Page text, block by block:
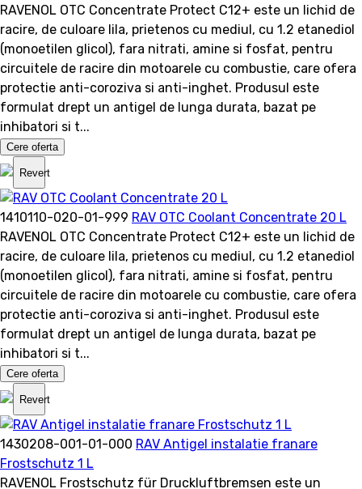
RAVENOL OTC Concentrate Protect C12+ este un lichid de
racire, de culoare lila, prietenos cu mediul, cu 1.2 etanediol
(monoetilen glicol), fara nitrati, amine si fosfat, pentru
circuitele de racire din motoarele cu combustie, care ofera
protectie anti-coroziva si anti-inghet. Produsul este
formulat drept un antigel de lunga durata, bazat pe
inhibatori si t...
Cere oferta
Revert
1410110-020-01-999 RAV OTC Coolant Concentrate 20 L
RAVENOL OTC Concentrate Protect C12+ este un lichid de
racire, de culoare lila, prietenos cu mediul, cu 1.2 etanediol
(monoetilen glicol), fara nitrati, amine si fosfat, pentru
circuitele de racire din motoarele cu combustie, care ofera
protectie anti-coroziva si anti-inghet. Produsul este
formulat drept un antigel de lunga durata, bazat pe
inhibatori si t...
Cere oferta
Revert
1430208-001-01-000 RAV Antigel instalatie franare
Frostschutz 1 L
RAVENOL Frostschutz für Druckluftbremsen este un